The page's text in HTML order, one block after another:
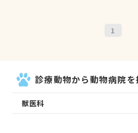
1
診療動物から動物病院を
獣医科